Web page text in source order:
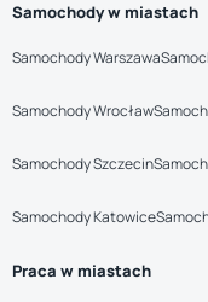
Samochody w miastach
Samochody Warszawa
Samochody Wrocław
Samochody Szczecin
Samochody Katowice
Praca w miastach